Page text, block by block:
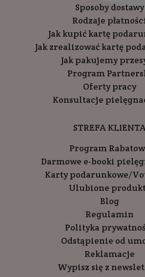
Sposoby dostawy
Rodzaje
Jak kupić kartę
Jak zrealizować kartę
Jak pakujemy
Program
Oferty pracy
Konsultacje
STREFA
Program
Darmowe e-booki
Karty podarunkowe/
Ulubione
Blog
Regulamin
Polityka
Odstąpienie od
Reklamacje
Wypisz się z